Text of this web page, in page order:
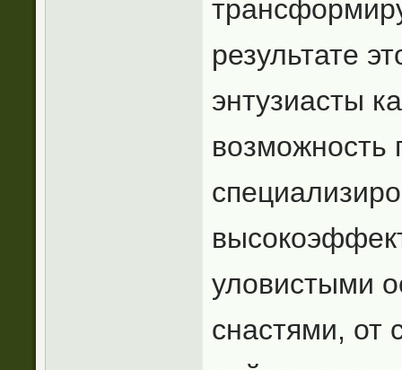
результате
энтузиасты
возможность
уловистыми
снастями, от